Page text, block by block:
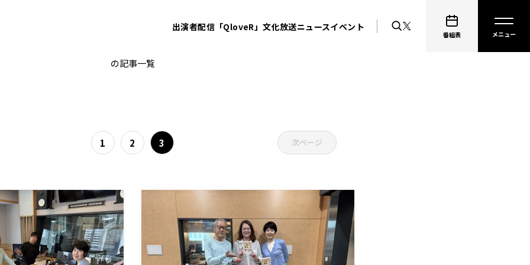
出演者配信「QloveR」文化放送ニュースイベント
番組表
ゴールデンラジオ
の記事一覧
1 2 3 次ページ